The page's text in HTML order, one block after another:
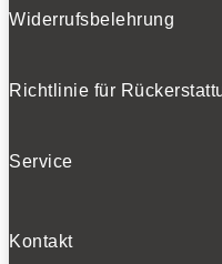
Widerrufsbelehrung
Richtlinie für
Service
Kontakt